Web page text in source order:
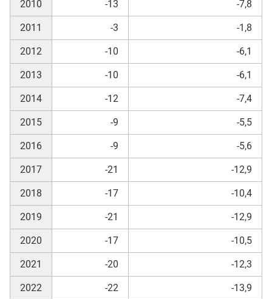
2010 -13 -7,8
2011 -3 -1,8
2012 -10 -6,1
2013 -10 -6,1
2014 -12 -7,4
2015 -9 -5,5
2016 -9 -5,6
2017 -21 -12,9
2018 -17 -10,4
2019 -21 -12,9
2020 -17 -10,5
2021 -20 -12,3
2022 -22 -13,9